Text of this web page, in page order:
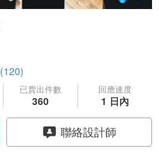
(120)
已賣出件數
360
回應速度
1 日內
聯絡設計師